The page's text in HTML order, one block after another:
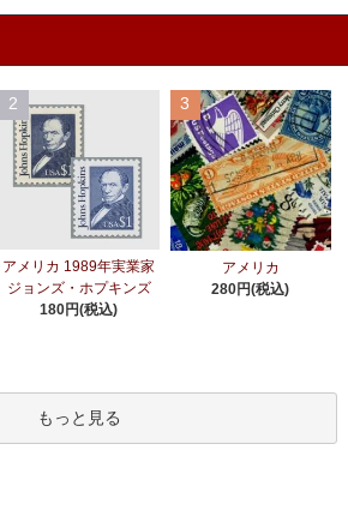
2
アメリカ 1989年実業家
ジョンズ・ホプキンズ
180円(税込)
3
アメリカ
280円(税込)
もっと見る